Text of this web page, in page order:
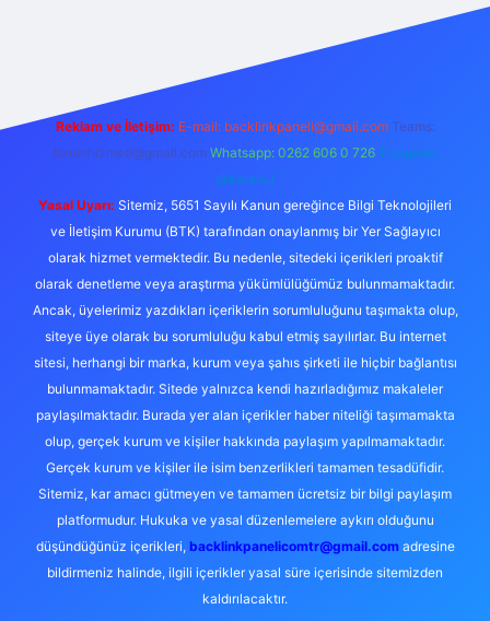
Reklam ve İletişim: E-mail: backlinkpaneli@gmail.com Teams:
forumhizmeti@gmail.com Whatsapp: 0262 606 0 726 Telegram:
@karabul
Yasal Uyarı: Sitemiz, 5651 Sayılı Kanun gereğince Bilgi Teknolojileri
ve İletişim Kurumu (BTK) tarafından onaylanmış bir Yer Sağlayıcı
olarak hizmet vermektedir. Bu nedenle, sitedeki içerikleri proaktif
olarak denetleme veya araştırma yükümlülüğümüz bulunmamaktadır.
Ancak, üyelerimiz yazdıkları içeriklerin sorumluluğunu taşımakta olup,
siteye üye olarak bu sorumluluğu kabul etmiş sayılırlar. Bu internet
sitesi, herhangi bir marka, kurum veya şahıs şirketi ile hiçbir bağlantısı
bulunmamaktadır. Sitede yalnızca kendi hazırladığımız makaleler
paylaşılmaktadır. Burada yer alan içerikler haber niteliği taşımamakta
olup, gerçek kurum ve kişiler hakkında paylaşım yapılmamaktadır.
Gerçek kurum ve kişiler ile isim benzerlikleri tamamen tesadüfidir.
Sitemiz, kar amacı gütmeyen ve tamamen ücretsiz bir bilgi paylaşım
platformudur. Hukuka ve yasal düzenlemelere aykırı olduğunu
düşündüğünüz içerikleri, backlinkpanelicomtr@gmail.comadresine
bildirmeniz halinde, ilgili içerikler yasal süre içerisinde sitemizden
kaldırılacaktır.